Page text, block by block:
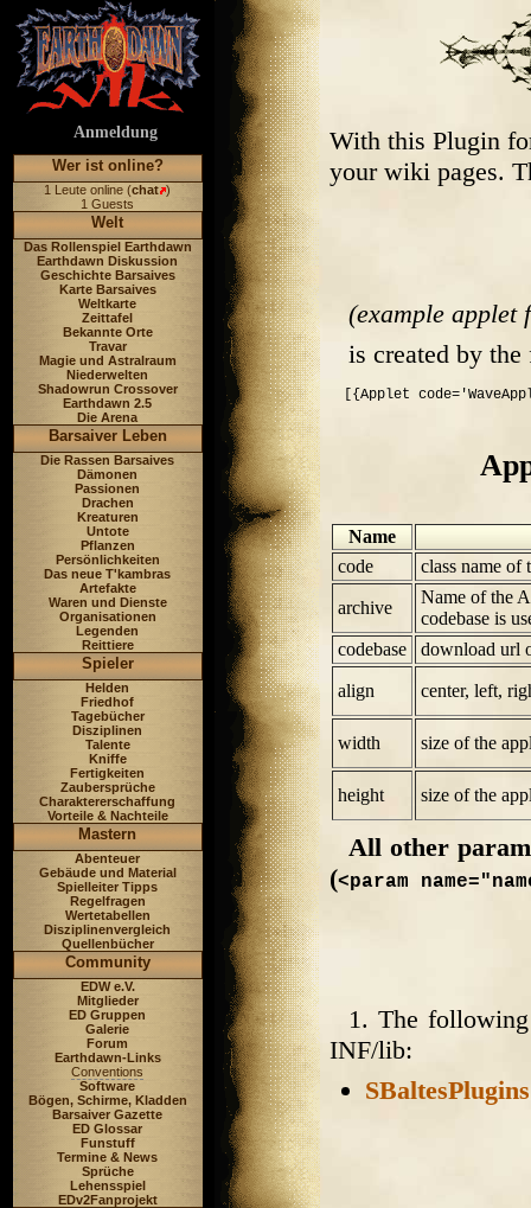
Anmeldung
Wer ist online?
1 Leute online (chat )
1 Guests
Welt
Das Rollenspiel Earthdawn
Earthdawn Diskussion
Geschichte Barsaives
Karte Barsaives
Weltkarte
Zeittafel
Bekannte Orte
Travar
Magie und Astralraum
Niederwelten
Shadowrun Crossover
Earthdawn 2.5
Die Arena
Barsaiver Leben
Die Rassen Barsaives
Dämonen
Passionen
Drachen
Kreaturen
Untote
Pflanzen
Persönlichkeiten
Das neue T'kambras
Artefakte
Waren und Dienste
Organisationen
Legenden
Reittiere
Spieler
Helden
Friedhof
Tagebücher
Disziplinen
Talente
Kniffe
Fertigkeiten
Zaubersprüche
Charaktererschaffung
Vorteile & Nachteile
Mastern
Abenteuer
Gebäude und Material
Spielleiter Tipps
Regelfragen
Wertetabellen
Disziplinenvergleich
Quellenbücher
Community
EDW e.V.
Mitglieder
ED Gruppen
Galerie
Forum
Earthdawn-Links
Conventions
Software
Bögen, Schirme, Kladden
Barsaiver Gazette
ED Glossar
Funstuff
Termine & News
Sprüche
Lehensspiel
EDv2Fanprojekt
With this Plugin
your wiki pages.
(example applet
is created by
Name
code
class name of
archive
Name of the
codebase is
codebase
download url
align center, left,
width size of the
height size of the
All other
(<param
1. The
INF/lib: